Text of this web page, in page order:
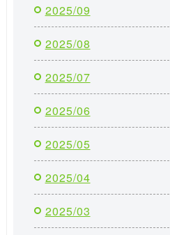
2025/09
2025/08
2025/07
2025/06
2025/05
2025/04
2025/03